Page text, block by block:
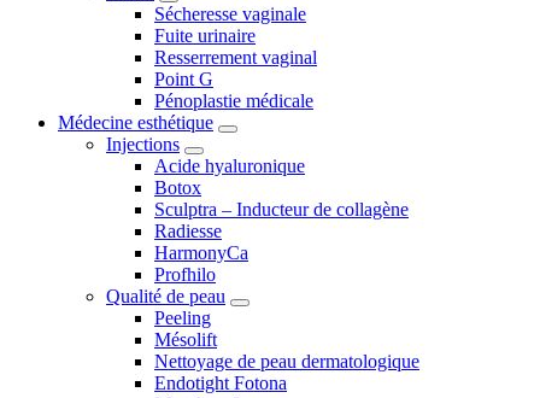
Sécheresse vaginale
Fuite urinaire
Resserrement vaginal
Point G
Pénoplastie médicale
Médecine esthétique
Injections
Acide hyaluronique
Botox
Sculptra – Inducteur de collagène
Radiesse
HarmonyCa
Profhilo
Qualité de peau
Peeling
Mésolift
Nettoyage de peau dermatologique
Endotight Fotona